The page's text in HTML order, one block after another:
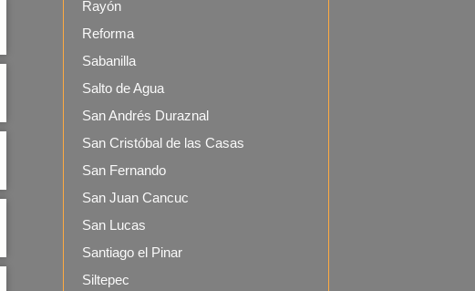
Rayón
Reforma
Sabanilla
Salto de Agua
San Andrés Duraznal
San Cristóbal de las Casas
San Fernando
San Juan Cancuc
San Lucas
Santiago el Pinar
Siltepec